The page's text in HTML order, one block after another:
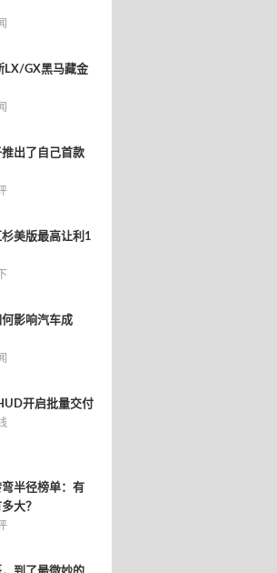
LX/GX黑马藏金
出了自己首款
美版最高让利1
影响汽车成
开启批量交付
半径榜单：有
大？